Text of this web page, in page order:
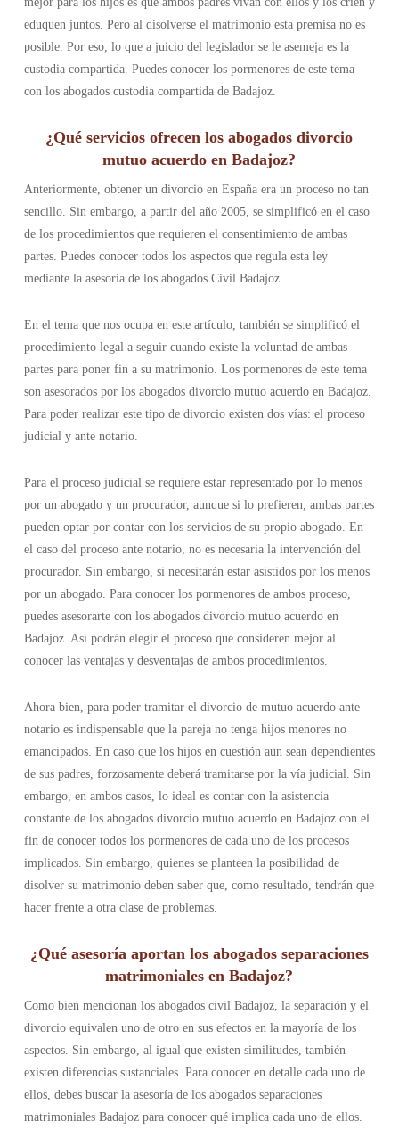
eduquen juntos. Pero al disolverse el matrimonio esta premisa no es
posible. Por eso, lo que a juicio del legislador se le asemeja es la
custodia compartida. Puedes conocer los pormenores de este tema
con los abogados custodia compartida de Badajoz.
¿Qué servicios ofrecen los abogados divorcio
mutuo acuerdo en Badajoz?
Anteriormente, obtener un divorcio en España era un proceso no tan
sencillo. Sin embargo, a partir del año 2005, se simplificó en el caso
de los procedimientos que requieren el consentimiento de ambas
partes. Puedes conocer todos los aspectos que regula esta ley
mediante la asesoría de los abogados Civil Badajoz.
En el tema que nos ocupa en este artículo, también se simplificó el
procedimiento legal a seguir cuando existe la voluntad de ambas
partes para poner fin a su matrimonio. Los pormenores de este tema
son asesorados por los abogados divorcio mutuo acuerdo en Badajoz.
Para poder realizar este tipo de divorcio existen dos vías: el proceso
judicial y ante notario.
Para el proceso judicial se requiere estar representado por lo menos
por un abogado y un procurador, aunque si lo prefieren, ambas partes
pueden optar por contar con los servicios de su propio abogado. En
el caso del proceso ante notario, no es necesaria la intervención del
procurador. Sin embargo, si necesitarán estar asistidos por los menos
por un abogado. Para conocer los pormenores de ambos proceso,
puedes asesorarte con los abogados divorcio mutuo acuerdo en
Badajoz. Así podrán elegir el proceso que consideren mejor al
conocer las ventajas y desventajas de ambos procedimientos.
Ahora bien, para poder tramitar el divorcio de mutuo acuerdo ante
notario es indispensable que la pareja no tenga hijos menores no
emancipados. En caso que los hijos en cuestión aun sean dependientes
de sus padres, forzosamente deberá tramitarse por la vía judicial. Sin
embargo, en ambos casos, lo ideal es contar con la asistencia
constante de los abogados divorcio mutuo acuerdo en Badajoz con el
fin de conocer todos los pormenores de cada uno de los procesos
implicados. Sin embargo, quienes se planteen la posibilidad de
disolver su matrimonio deben saber que, como resultado, tendrán que
hacer frente a otra clase de problemas.
¿Qué asesoría aportan los abogados separaciones
matrimoniales en Badajoz?
Como bien mencionan los abogados civil Badajoz, la separación y el
divorcio equivalen uno de otro en sus efectos en la mayoría de los
aspectos. Sin embargo, al igual que existen similitudes, también
existen diferencias sustanciales. Para conocer en detalle cada uno de
ellos, debes buscar la asesoría de los abogados separaciones
matrimoniales Badajoz para conocer qué implica cada uno de ellos.